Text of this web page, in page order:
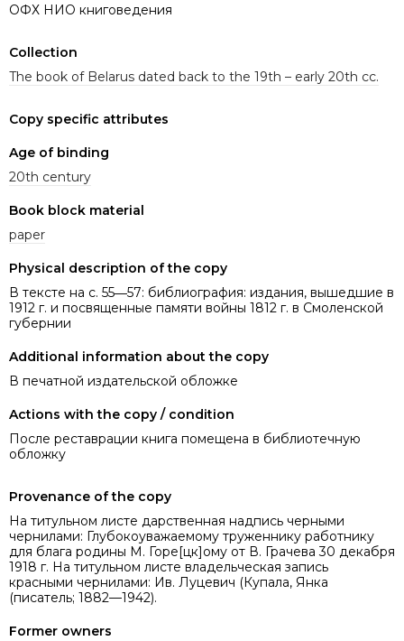
ОФХ НИО книговедения
Collection
The book of Belarus dated back to the 19th – early 20th cc.
Copy specific attributes
Age of binding
20th century
Book block material
paper
Physical description of the copy
В тексте на с. 55―57: библиография: издания, вышедшие в
1912 г. и посвященные памяти войны 1812 г. в Смоленской
губернии
Additional information about the copy
В печатной издательской обложке
Actions with the copy / condition
После реставрации книга помещена в библиотечную
обложку
Provenance of the copy
На титульном листе дарственная надпись черными
чернилами: Глубокоуважаемому труженнику работнику
для блага родины М. Горе[цк]ому от В. Грачева 30 декабря
1918 г. На титульном листе владельческая запись
красными чернилами: Ив. Луцевич (Купала, Янка
(писатель; 1882—1942).
Former owners